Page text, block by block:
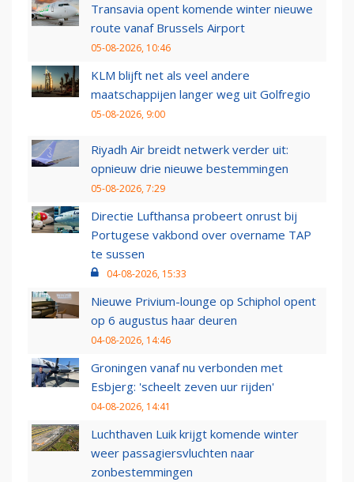
Transavia opent komende winter nieuwe
route vanaf Brussels Airport
05-08-2026, 10:46
KLM blijft net als veel andere
maatschappijen langer weg uit Golfregio
05-08-2026, 9:00
Riyadh Air breidt netwerk verder uit:
opnieuw drie nieuwe bestemmingen
05-08-2026, 7:29
Directie Lufthansa probeert onrust bij
Portugese vakbond over overname TAP
te sussen
04-08-2026, 15:33
Nieuwe Privium-lounge op Schiphol opent
op 6 augustus haar deuren
04-08-2026, 14:46
Groningen vanaf nu verbonden met
Esbjerg: 'scheelt zeven uur rijden'
04-08-2026, 14:41
Luchthaven Luik krijgt komende winter
weer passagiersvluchten naar
zonbestemmingen